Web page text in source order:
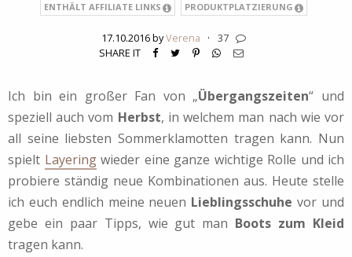
ENTHÄLT AFFILIATE LINKS PRODUKTPLATZIERUNG
17.10.2016 byVerena ·
37
SHARE IT
Ich bin ein großer Fan von „Übergangszeiten“ und
speziell auch vom Herbst, in welchem man nach wie vor
all seine liebsten Sommerklamotten tragen kann. Nun
spielt Layeringwieder eine ganze wichtige Rolle und ich
probiere ständig neue Kombinationen aus. Heute stelle
ich euch endlich meine neuen Lieblingsschuhe vor und
gebe ein paar Tipps, wie gut man Boots zum Kleid
tragen kann.